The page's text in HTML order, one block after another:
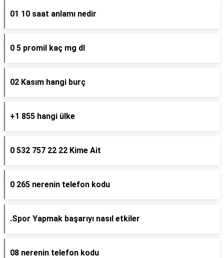
01 10 saat anlamı nedir
0 5 promil kaç mg dl
02 Kasım hangi burç
+1 855 hangi ülke
0 532 757 22 22 Kime Ait
0 265 nerenin telefon kodu
.Spor Yapmak başarıyı nasıl etkiler
08 nerenin telefon kodu